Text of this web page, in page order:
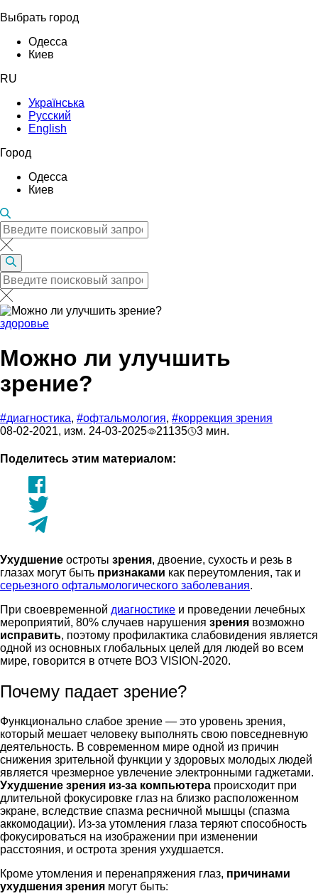
Выбрать город
Одесса
Киев
RU
Українська
Русский
English
Город
Одесса
Киев
здоровье
Можно ли улучшить
зрение?
#диагностика, #офтальмология, #коррекция зрения
08-02-2021, изм. 24-03-2025
21135 3 мин.
Поделитесь этим материалом:
Ухудшение остроты зрения, двоение, сухость и резь в
глазах могут быть признаками как переутомления, так и
серьезного офтальмологического заболевания.
При своевременной диагностике и проведении лечебных
мероприятий, 80% случаев нарушения зрения возможно
исправить, поэтому профилактика слабовидения является
одной из основных глобальных целей для людей во всем
мире, говорится в отчете ВОЗ VISION-2020.
Почему падает зрение?
Функционально слабое зрение — это уровень зрения,
который мешает человеку выполнять свою повседневную
деятельность. В современном мире одной из причин
снижения зрительной функции у здоровых молодых людей
является чрезмерное увлечение электронными гаджетами.
Ухудшение зрения из-за компьютера происходит при
длительной фокусировке глаз на близко расположенном
экране, вследствие спазма ресничной мышцы (спазма
аккомодации). Из-за утомления глаза теряют способность
фокусироваться на изображении при изменении
расстояния, и острота зрения ухудшается.
Кроме утомления и перенапряжения глаз, причинами
ухудшения зрения могут быть: